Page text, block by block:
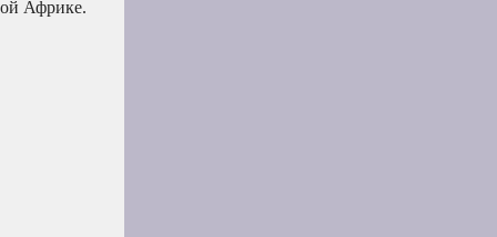
Африке.